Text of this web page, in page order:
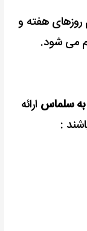
روزهای هفته و
می شود.
به سلماس ارائه
: